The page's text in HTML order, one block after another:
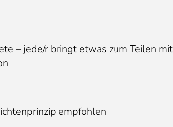
– jede/r bringt etwas zum Teilen mit
empfohlen